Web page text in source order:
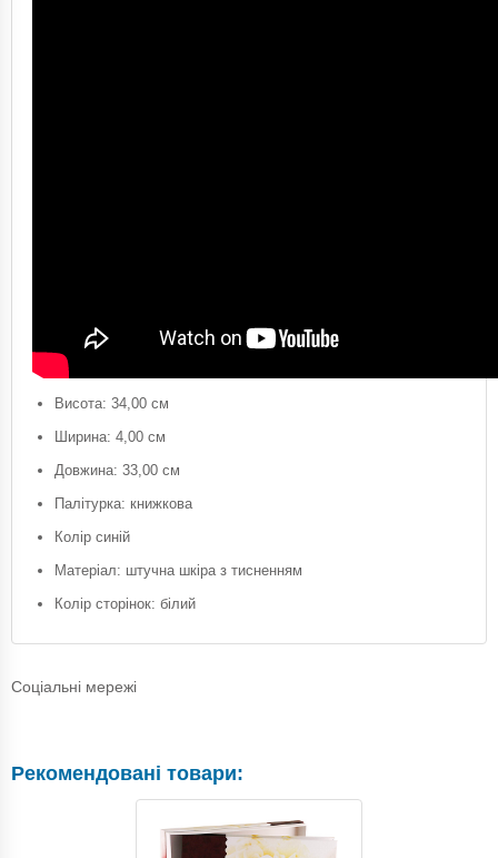
Висота: 34,00 см
Ширина: 4,00 см
Довжина: 33,00 см
Палітурка: книжкова
Колір синій
Матеріал: штучна шкіра з тисненням
Колір сторінок: білий
Соціальні мережі
Рекомендовані товари: